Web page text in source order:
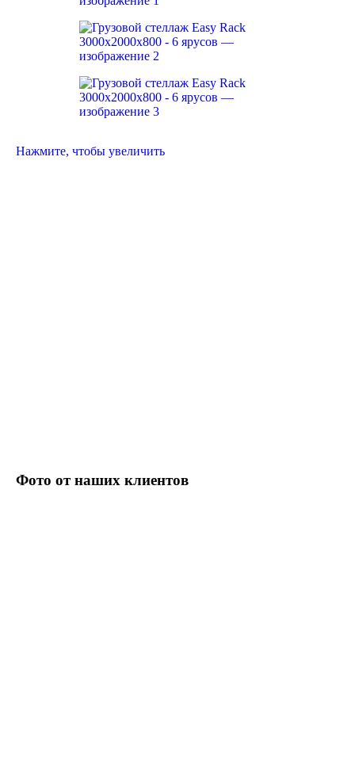
Нажмите, чтобы увеличить
Фото от наших клиентов